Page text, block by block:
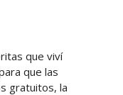
que viví
que las
gratuitos, la